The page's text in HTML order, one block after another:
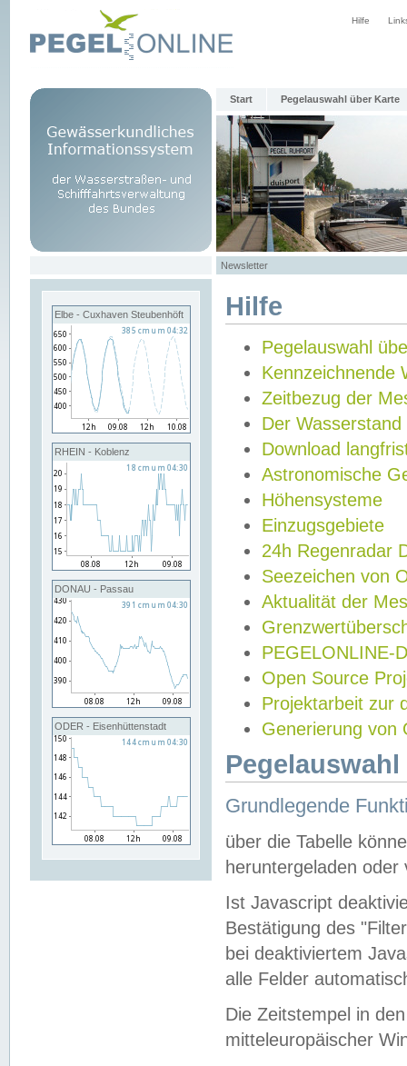
Hilfe
Start Pegelauswahl über Karte
Newsletter
Elbe - Cuxhaven Steubenhöft
RHEIN - Koblenz
DONAU - Passau
ODER - Eisenhüttenstadt
Hilfe
Pegelauswahl
Kennzeichnende
Zeitbezug der
Der Wasserstand
Download
Astronomische
Höhensysteme
Einzugsgebiete
24h Regenradar
Seezeichen von
Aktualität der
PEGELONLINE-
Open Source
Projektarbeit zur
Generierung von
Grundlegende
über die Tabelle
heruntergeladen oder
Ist Javascript
Bestätigung des
bei deaktiviertem
alle Felder
Die Zeitstempel in
mitteleuropäischer